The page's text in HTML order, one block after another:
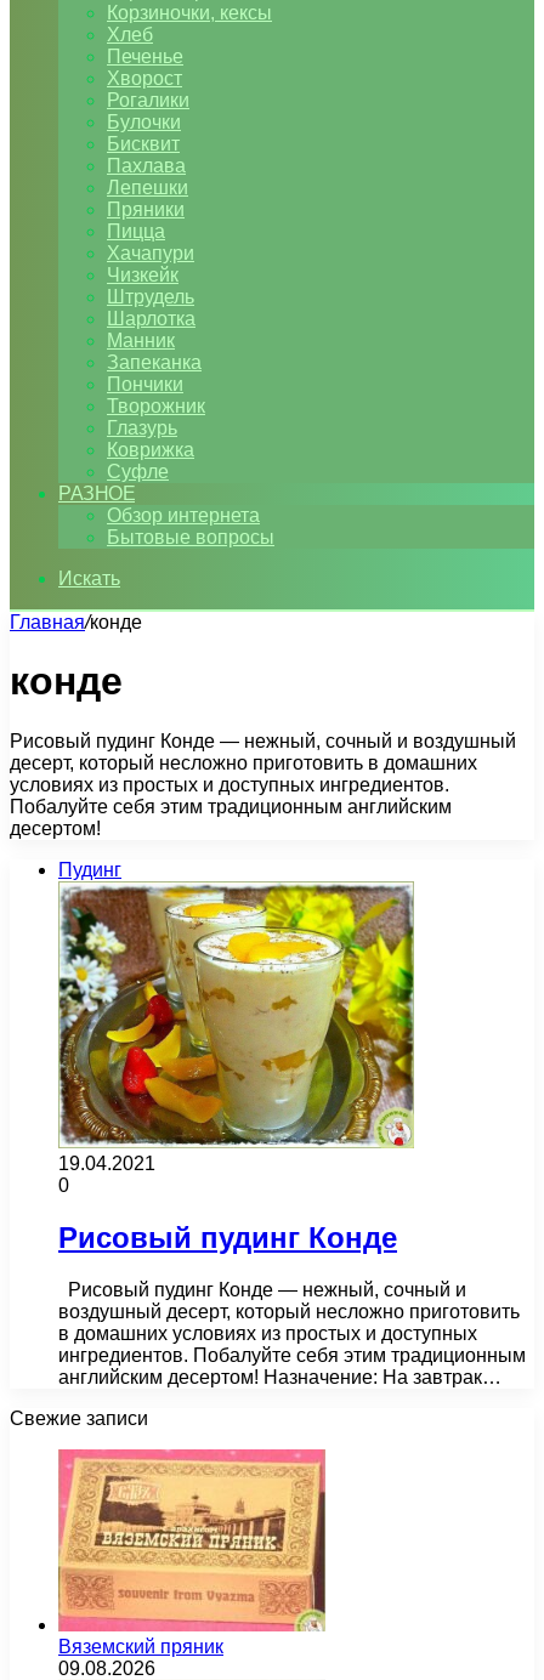
Корзиночки, кексы
Хлеб
Печенье
Хворост
Рогалики
Булочки
Бисквит
Пахлава
Лепешки
Пряники
Пицца
Хачапури
Чизкейк
Штрудель
Шарлотка
Манник
Запеканка
Пончики
Творожник
Глазурь
Коврижка
Суфле
РАЗНОЕ
Обзор интернета
Бытовые вопросы
Искать
Главная/конде
конде
Рисовый пудинг Конде — нежный, сочный и воздушный
десерт, который несложно приготовить в домашних
условиях из простых и доступных ингредиентов.
Побалуйте себя этим традиционным английским
десертом!
Пудинг
19.04.2021
0
Рисовый пудинг Конде
Рисовый пудинг Конде — нежный, сочный и
воздушный десерт, который несложно приготовить
в домашних условиях из простых и доступных
ингредиентов. Побалуйте себя этим традиционным
английским десертом! Назначение: На завтрак…
Свежие записи
Вяземский пряник
09.08.2026